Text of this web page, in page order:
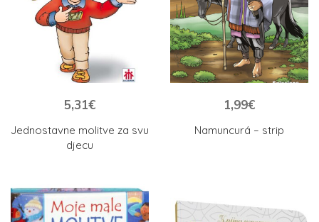
Jednostavne molitve za svu
djecu
5,31€
Namuncurá – strip
1,99€